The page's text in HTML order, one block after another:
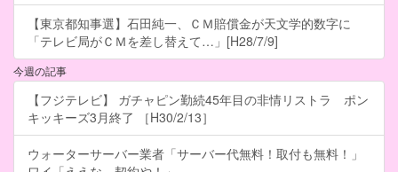
【東京都知事選】石田純一、ＣＭ賠償金が天文学的数字に
「テレビ局がＣＭを差し替えて…」[H28/7/9]
今週の記事
【フジテレビ】 ガチャピン勤続45年目の非情リストラ ポン
キッキーズ3月終了 ［H30/2/13］
ウォーターサーバー業者「サーバー代無料！取付も無料！」